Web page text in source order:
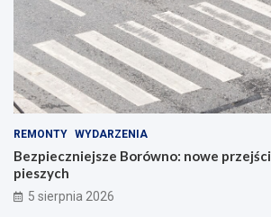
REMONTY WYDARZENIA
Bezpieczniejsze Borówno: nowe
pieszych
5 sierpnia 2026